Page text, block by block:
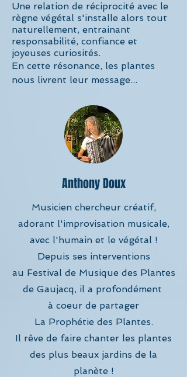
Une relation de réciprocité avec le
règne végétal s'installe alors tout
naturellement, entrainant
responsabilité, confiance et
joyeuses curiosités.
En cette résonance, les plantes
nous livrent leur message...
Anthony Doux
Musicien chercheur créatif,
adorant l'improvisation musicale,
avec l'humain et le végétal !
Depuis ses interventions
au Festival de Musique des Plantes
de Gaujacq, il a profondément
à coeur de partager
La Prophétie des Plantes.​
Il rêve de faire chanter les plantes
des plus beaux jardins de la
planète !